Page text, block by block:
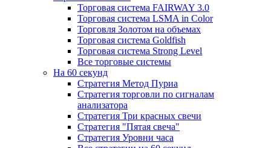
Торговая система FAIRWAY 3.0
Торговая система LSMA in Color
Торговля Золотом на объемах
Торговая система Goldfish
Торговая система Strong Level
Все торговые системы
На 60 секунд
Стратегия Метод Пуриа
Стратегия торговли по сигналам
анализатора
Стратегия Три красных свечи
Стратегия "Пятая свеча"
Стратегия Уровни часа